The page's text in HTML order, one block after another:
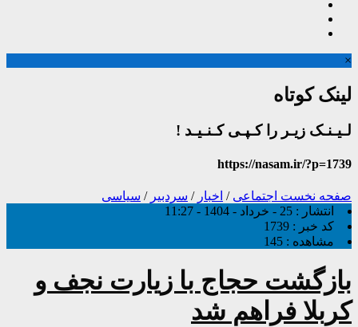
×
لینک کوتاه
لـیـنـک زیـر را کـپـی کـنـیـد !
https://nasam.ir/?p=1739
صفحه نخست اجتماعی / اخبار / سردبیر / سیاسی
انتشار : 25 - خرداد - 1404 - 11:27
کد خبر : 1739
مشاهده : 145
بازگشت حجاج با زیارت نجف و
کربلا فراهم شد